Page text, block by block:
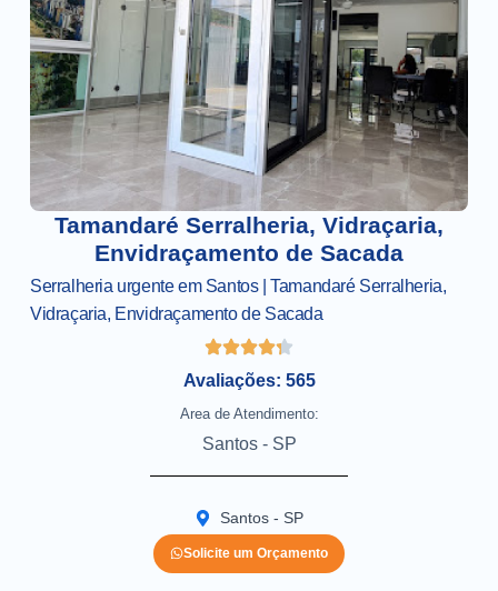
Tamandaré Serralheria, Vidraçaria,
Envidraçamento de Sacada
Serralheria urgente em Santos | Tamandaré Serralheria,
Vidraçaria, Envidraçamento de Sacada
Avaliações: 565
Area de Atendimento:
Santos - SP
Santos - SP
Solicite um Orçamento